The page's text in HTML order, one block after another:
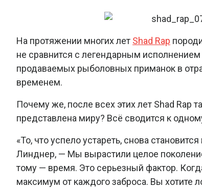
На протяжении многих лет Shad Rap
не сравнится с легендарным
продаваемых рыболовных приманок в
временем.
Почему же, после всех этих лет Shad Rap
представлена миру? Всё сводится к
«То, что успело устареть, снова
Линднер, — Мы вырастили целое
тому — время. Это серьезный фактор.
максимум от каждого заброса. Вы хотите